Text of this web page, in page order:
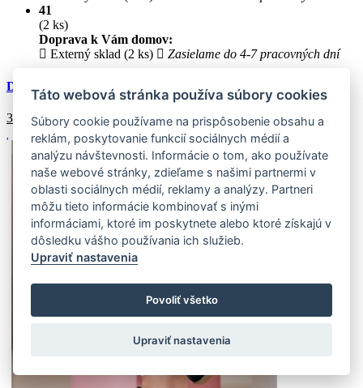
41
(2 ks)
Doprava k Vám domov:
Externý sklad (2 ks)
Zasielame do 4-7 pracovných dní
Dámske športové tenisky NISTI zelené
38.8€
Táto webová stránka používa súbory cookies
Súbory cookie používame na prispôsobenie obsahu a
reklám, poskytovanie funkcií sociálnych médií a
analýzu návštevnosti. Informácie o tom, ako používate
naše webové stránky, zdieľame s našimi partnermi v
oblasti sociálnych médií, reklamy a analýzy. Partneri
môžu tieto informácie kombinovať s inými
informáciami, ktoré im poskytnete alebo ktoré získajú v
dôsledku vášho používania ich služieb.
Upraviť nastavenia
Povoliť všetko
Upraviť nastavenia